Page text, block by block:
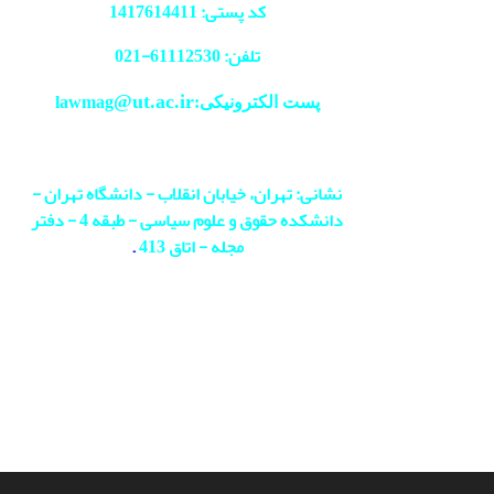
کد پستی: 1417614411
تلفن: 61112530-
021
پست الکترونیکی:lawmag@ut.ac.ir
نشانی: تهران، خیابان انقلاب - دانشگاه تهران -
دانشکده حقوق و علوم سیاسی - طبقه 4 - دفتر
مجله - اتاق 413
.